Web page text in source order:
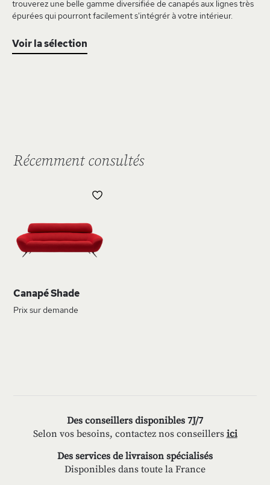
trouverez une belle gamme diversifiée de canapés aux lignes très
épurées qui pourront facilement s'intégrér à votre intérieur.
Voir la sélection
Récemment consultés
Canapé Shade
Prix sur demande
Des conseillers disponibles 7J/7
Selon vos besoins, contactez nos conseillers ici
Des services de livraison spécialisés
Disponibles dans toute la France